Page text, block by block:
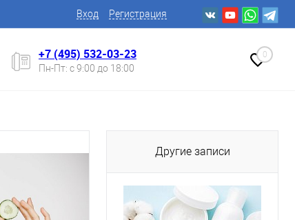
Вход Регистрация
+7 (495) 532-03-23
Пн-Пт: с 9:00 до 18:00
0
Другие записи